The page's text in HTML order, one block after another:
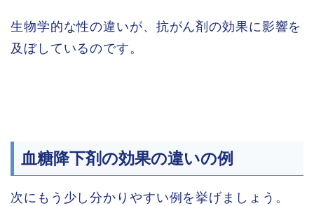
生物学的な性の違いが、抗がん剤の効果に影響を
及ぼしているのです。
血糖降下剤の効果の違いの例
次にもう少し分かりやすい例を挙げましょう。